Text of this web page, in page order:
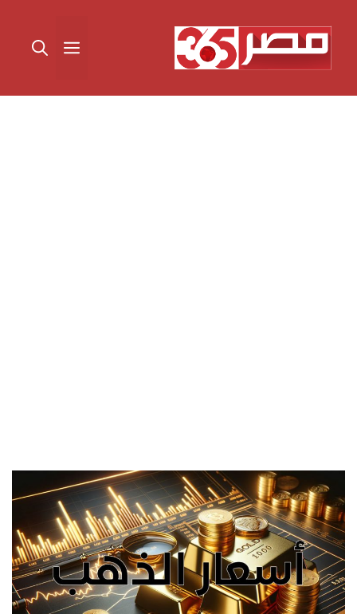
المحتوى القائمة